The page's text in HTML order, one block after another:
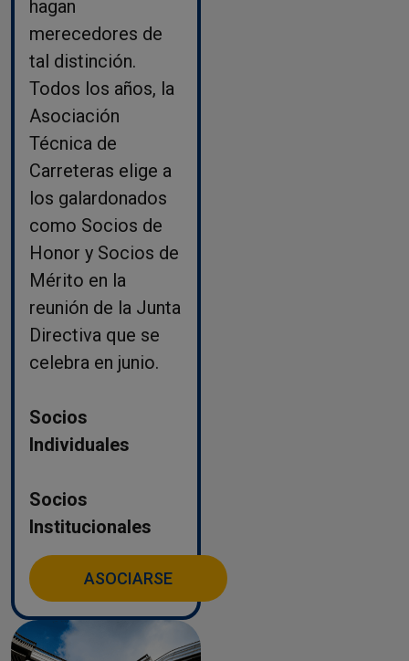
hagan
merecedores de
tal distinción.
Todos los años, la
Asociación
Técnica de
Carreteras elige a
los galardonados
como Socios de
Honor y Socios de
Mérito en la
reunión de la Junta
Directiva que se
celebra en junio.
Socios
Individuales
Socios
Institucionales
ASOCIARSE